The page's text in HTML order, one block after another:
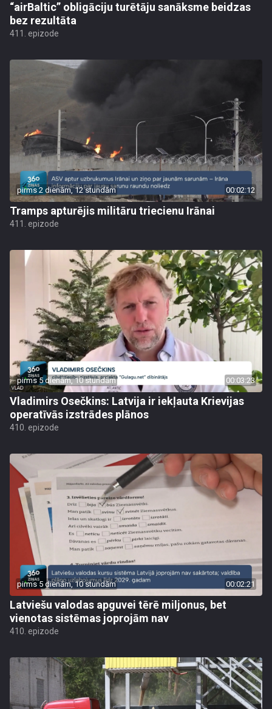
“airBaltic” obligāciju turētāju sanāksme beidzas
bez rezultāta
411. epizode
pirms 2 dienām, 12 stundām 00:02:12
Tramps apturējis militāru triecienu Irānai
411. epizode
pirms 5 dienām, 10 stundām 00:03:23
Vladimirs Osečkins: Latvija ir iekļauta Krievijas
operatīvās izstrādes plānos
410. epizode
pirms 5 dienām, 10 stundām 00:02:21
Latviešu valodas apguvei tērē miljonus, bet
vienotas sistēmas joprojām nav
410. epizode